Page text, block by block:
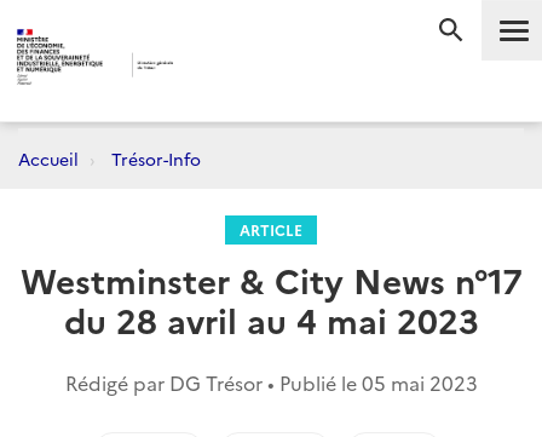
Accueil Trésor-Info
ARTICLE
Westminster & City News n°17
du 28 avril au 4 mai 2023
Rédigé par DG Trésor • Publié le05 mai 2023